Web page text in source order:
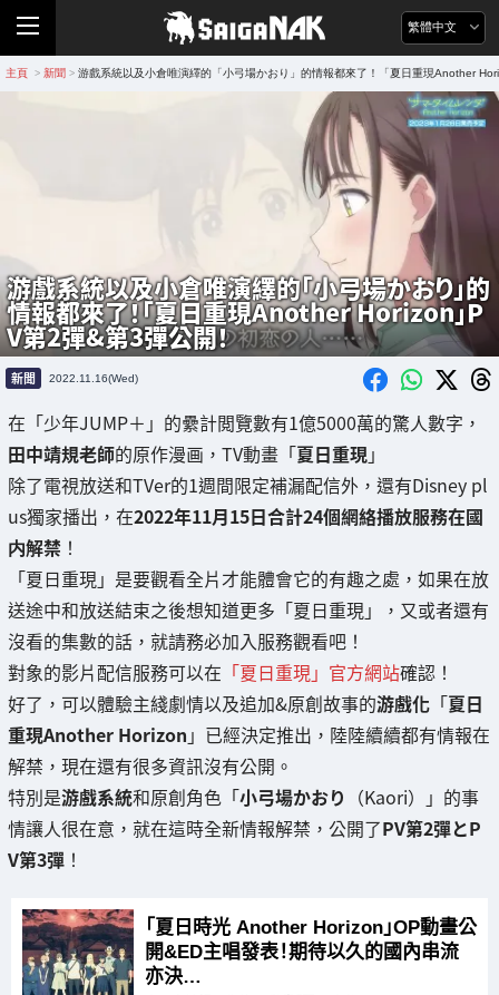
繁體中文
主頁 > 新聞 > 游戲系統以及小倉唯演繹的「小弓場かおり」的情報都來了！「夏日重現Another
游戲系統以及小倉唯演繹的「小弓場かおり」的
情報都來了！「夏日重現Another Horizon」P
V第2彈&第3彈公開！
新聞 2022.11.16(Wed)
在「少年JUMP＋」的纍計閲覽數有1億5000萬的驚人數字，
田中靖規老師的原作漫画，TV動畫「夏日重現」
除了電視放送和TVer的1週間限定補漏配信外，還有Disney pl
us獨家播出，在2022年11月15日合計24個網絡播放服務在國
内解禁 ！
「夏日重現」是要觀看全片才能體會它的有趣之處，如果在放
送途中和放送結束之後想知道更多「夏日重現」，又或者還有
沒看的集數的話，就請務必加入服務觀看吧！
對象的影片配信服務可以在 「夏日重現」官方網站確認！
好了，可以體驗主綫劇情以及追加&原創故事的游戲化 「夏日
重現Another Horizon 」已經決定推出，陸陸續續都有情報在
解禁，現在還有很多資訊沒有公開。
特別是游戲系統和原創角色「小弓場かおり （Kaori）」的事
情讓人很在意，就在這時全新情報解禁，公開了PV第2彈とP
V第3彈 ！